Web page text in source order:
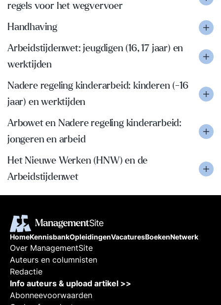
regels voor het wegvervoer
Handhaving
Arbeidstijdenwet: jeugdigen (16, 17 jaar) en
werktijden
Nadere regeling kinderarbeid: kinderen (-16
jaar) en werktijden
Arbowet en Nadere regeling kinderarbeid:
jongeren en arbeid
Het Nieuwe Werken (HNW) en de
Arbeidstijdenwet
HomeKennisbankOpleidingenVacaturesBoekenNetwerk
Over ManagementSite
Auteurs en columnisten
Redactie
Info auteurs & upload artikel >>
Abonneevoorwaarden